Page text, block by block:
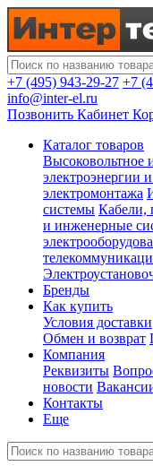
+7 (495) 943-29-27 +7
info@inter-el.ru
Позвонить Кабинет
Каталог товаров
Высоковольтное
электроэнергии
электромонтажа
системы Кабели,
и инженерные
Бренды
Как купить
Условия доставки
Обмен и возврат
Компания
Реквизиты
новости
Контакты
Еще